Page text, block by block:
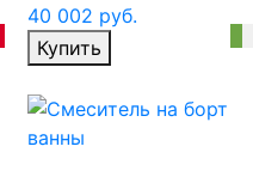
40 002 руб.
Купить